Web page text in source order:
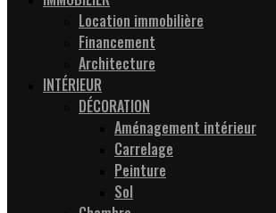
Location immobilière
Financement
Architecture
INTÉRIEUR
DÉCORATION
Aménagement intérieur
Carrelage
Peinture
Sol